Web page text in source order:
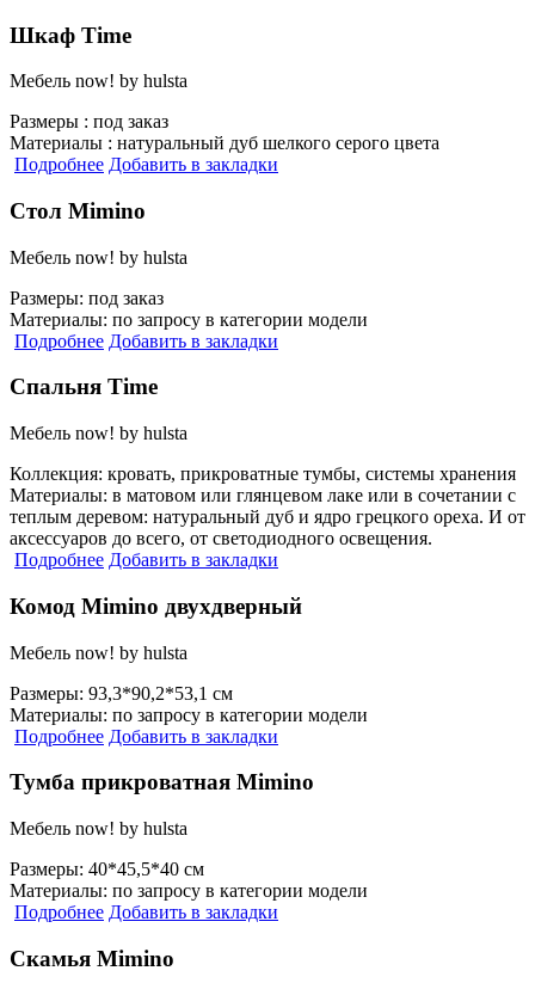
Шкаф Time
Мебель now! by hulsta
Размеры : под заказ
Материалы : натуральный дуб шелкого серого цвета
Подробнее Добавить в закладки
Стол Mimino
Мебель now! by hulsta
Размеры: под заказ
Материалы: по запросу в категории модели
Подробнее Добавить в закладки
Спальня Time
Мебель now! by hulsta
Коллекция: кровать, прикроватные тумбы, системы хранения
Материалы: в матовом или глянцевом лаке или в сочетании с
теплым деревом: натуральный дуб и ядро ​​грецкого ореха. И от
аксессуаров до всего, от светодиодного освещения.
Подробнее Добавить в закладки
Комод Mimino двухдверный
Мебель now! by hulsta
Размеры: 93,3*90,2*53,1 см
Материалы: по запросу в категории модели
Подробнее Добавить в закладки
Тумба прикроватная Mimino
Мебель now! by hulsta
Размеры: 40*45,5*40 см
Материалы: по запросу в категории модели
Подробнее Добавить в закладки
Скамья Mimino